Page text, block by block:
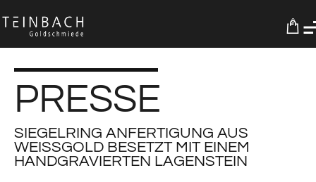
0
PRESSE
SIEGELRING ANFERTIGUNG AUS
WEISSGOLD BESETZT MIT EINEM
HANDGRAVIERTEN LAGENSTEIN